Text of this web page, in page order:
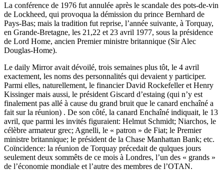
La conférence de 1976 fut annulée après le scandale des pots-de-vin
de Lockheed, qui provoqua la démission du prince Bernhard de
Pays-Bas; mais la tradition fut reprise, l’année suivante, à Torquay,
en Grande-Bretagne, les 21,22 et 23 avril 1977, sous la présidence
de Lord Home, ancien Premier ministre britannique (Sir Alec
Douglas-Home).
Le daily Mirror avait dévoilé, trois semaines plus tôt, le 4 avril
exactement, les noms des personnalités qui devaient y participer.
Parmi elles, naturellement, le financier David Rockefeller et Henry
Kissinger mais aussi, le président Giscard d’estaing (qui n’y est
finalement pas allé à cause du grand bruit que le canard enchaîné a
fait sur la réunion) . De son côté, la canard Enchaîné indiquait, le 13
avril, que parmi les invités figuraient: Helmut Schmidt; Niarchos, le
célèbre armateur grec; Agnelli, le « patron » de Fiat; le Premier
ministre britannique; le président de la Chase Manhattan Bank; etc.
Coïncidence: la réunion de Torquay précedait de qulques jours
seulement deux sommêts de ce mois à Londres, l’un des « grands »
de l’économie mondiale et l’autre des membres de l’OTAN.